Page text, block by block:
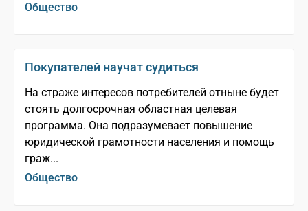
Общество
Покупателей научат судиться
На страже интересов потребителей отныне будет
стоять долгосрочная областная целевая
программа. Она подразумевает повышение
юридической грамотности населения и помощь
граж...
Общество